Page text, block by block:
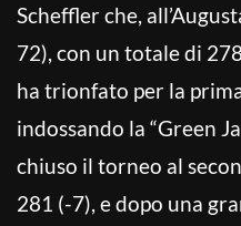
Scheffler che,
72), con un totale di
ha trionfato per la
indossando la “Green
chiuso il torneo al
281 (-7), e dopo una